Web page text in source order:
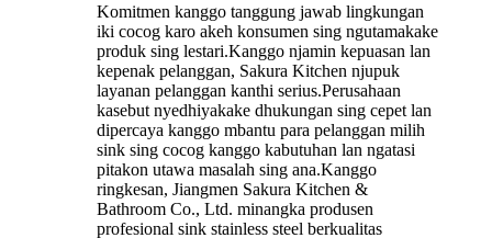
Komitmen kanggo tanggung jawab lingkungan
iki cocog karo akeh konsumen sing ngutamakake
produk sing lestari.Kanggo njamin kepuasan lan
kepenak pelanggan, Sakura Kitchen njupuk
layanan pelanggan kanthi serius.Perusahaan
kasebut nyedhiyakake dhukungan sing cepet lan
dipercaya kanggo mbantu para pelanggan milih
sink sing cocog kanggo kabutuhan lan ngatasi
pitakon utawa masalah sing ana.Kanggo
ringkesan, Jiangmen Sakura Kitchen &
Bathroom Co., Ltd. minangka produsen
profesional sink stainless steel berkualitas